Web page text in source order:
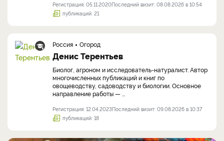
Регистрация: 05.11.2020Последний визит: 08.08.2026 в 10:54
публикаций: 21
Россия Огород
Денис Терентьев
Биолог, агроном и исследователь-натуралист. Автор
многочисленных публикаций и книг по
овощеводству, садоводству и биологии. Основное
направление работы — ...
Регистрация: 12.04.2023Последний визит: 09.08.2026 в 10:37
публикаций: 18